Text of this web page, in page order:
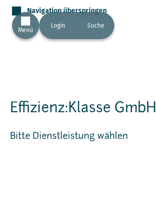
Navigation überspringen
Menü
Login Suche
Effizienz:Klasse GmbH
Bitte Dienstleistung wählen